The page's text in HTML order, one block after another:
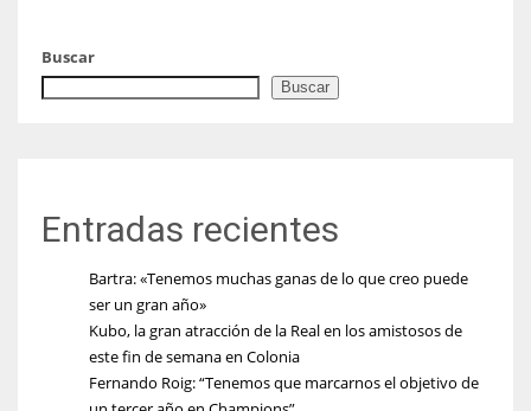
Buscar
Buscar
Entradas recientes
Bartra: «Tenemos muchas ganas de lo que creo puede
ser un gran año»
Kubo, la gran atracción de la Real en los amistosos de
este fin de semana en Colonia
Fernando Roig: “Tenemos que marcarnos el objetivo de